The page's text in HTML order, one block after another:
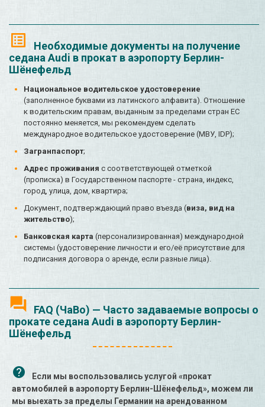
Необходимые документы на получение
седана Audi в прокат в аэропорту Берлин-
Шёнефельд
Национальное водительское удостоверение
(заполненное буквами из латинского алфавита). Отношение
к водительским правам, выданным за пределами стран ЕС
постоянно меняется, мы рекомендуем сделать
международное водительское удостоверение (МВУ, IDP);
Загранпаспорт;
Адрес проживания с соответствующей отметкой
(прописка) в Государственном паспорте - страна, индекс,
город, улица, дом, квартира;
Документ, подтверждающий право въезда (виза, вид на
жительство);
Банковская карта (персонализированная) международной
системы (удостоверение личности и его/её присутствие для
подписания договора о аренде, если разные лица).
FAQ (ЧаВо) — Часто задаваемые вопросы о
прокате седана Audi в аэропорту Берлин-
Шёнефельд
Если мы воспользовались услугой «прокат
автомобилей в аэропорту Берлин-Шёнефельд», можем ли
мы выехать за пределы Германии на арендованном